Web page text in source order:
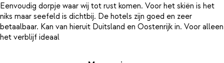
Eenvoudig dorpje waar wij tot rust komen. Voor het skiën is het
niks maar seefeld is dichtbij. De hotels zijn goed en zeer
betaalbaar. Kan van hieruit Duitsland en Oostenrijk in. Voor alleen